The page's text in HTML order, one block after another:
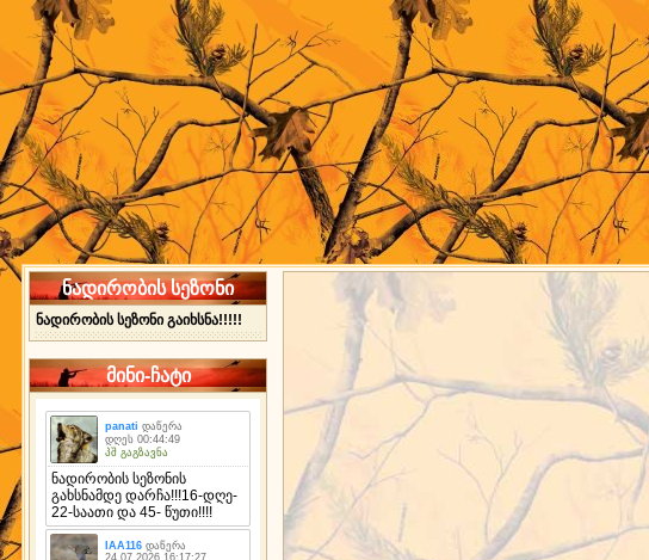
ნადირობის სეზონი
ნადირობის სეზონი გაიხსნა!!!!!
მინი-ჩატი